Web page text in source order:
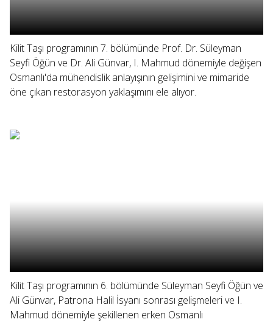
Kilit Taşı programının 7. bölümünde Prof. Dr. Süleyman
Seyfi Öğün ve Dr. Ali Günvar, I. Mahmud dönemiyle değişen
Osmanlı'da mühendislik anlayışının gelişimini ve mimaride
öne çıkan restorasyon yaklaşımını ele alıyor.
Kilit Taşı programının 6. bölümünde Süleyman Seyfi Öğün ve
Ali Günvar, Patrona Halil İsyanı sonrası gelişmeleri ve I.
Mahmud dönemiyle şekillenen erken Osmanlı